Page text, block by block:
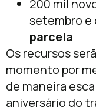
200 mil
setembro e
parcela
Os recursos
momento por
de maneira
aniversário do